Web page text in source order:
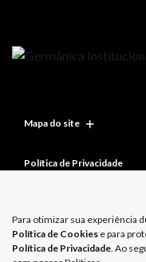
Mapa do site
Política de Privacidade
Para otimizar sua experiência
Política de Cookies e para
Política de Privacidade. Ao